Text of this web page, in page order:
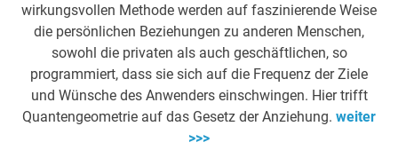
wirkungsvollen Methode werden auf faszinierende Weise
die persönlichen Beziehungen zu anderen Menschen,
sowohl die privaten als auch geschäftlichen, so
programmiert, dass sie sich auf die Frequenz der Ziele
und Wünsche des Anwenders einschwingen. Hier trifft
Quantengeometrie auf das Gesetz der Anziehung. weiter
>>>